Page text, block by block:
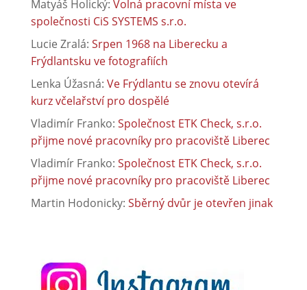
Matyáš Holický: Volná pracovní místa ve
společnosti CiS SYSTEMS s.r.o.
Lucie Zralá: Srpen 1968 na Liberecku a
Frýdlantsku ve fotografiích
Lenka Úžasná: Ve Frýdlantu se znovu otevírá
kurz včelařství pro dospělé
Vladimír Franko: Společnost ETK Check, s.r.o.
přijme nové pracovníky pro pracoviště Liberec
Vladimír Franko: Společnost ETK Check, s.r.o.
přijme nové pracovníky pro pracoviště Liberec
Martin Hodonicky: Sběrný dvůr je otevřen jinak